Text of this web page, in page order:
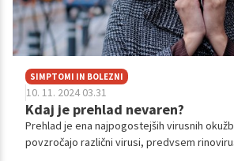
SIMPTOMI IN BOLEZNI
10. 11. 2024 03.31
Kdaj je prehlad nevaren?
Prehlad je ena najpogostejših virusnih
povzročajo različni virusi, predvsem